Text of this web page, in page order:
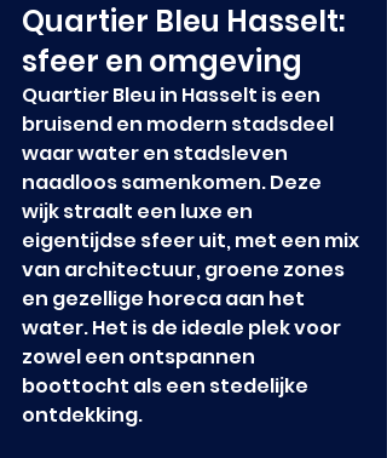
Quartier Bleu Hasselt:
sfeer en omgeving
Quartier Bleu in Hasselt is een
bruisend en modern stadsdeel
waar water en stadsleven
naadloos samenkomen. Deze
wijk straalt een luxe en
eigentijdse sfeer uit, met een mix
van architectuur, groene zones
en gezellige horeca aan het
water. Het is de ideale plek voor
zowel een ontspannen
boottocht als een stedelijke
ontdekking.